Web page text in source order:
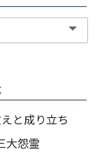
と成り立ち
大怨霊